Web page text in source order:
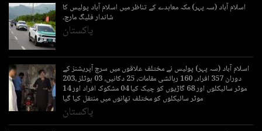
اسلام آباد (سہ پہر) مکہ معاہدے کے تناظر میں اسلام آباد پولیس کا
شاندار فلیگ مارچ۔
پاکستان
اسلام آباد (سہ پہر) پولیس نے مختلف علاقوں میں سرچ آپریشنز کے
دوران 357 افراد، 160 رہائشی مقامات، 25 دکانیں، 03 ہوٹلز ،203
موٹر سائیکلوں اور 68 گاڑیوں کو چیک کیا 04 مشکوک افراد اور 14
موٹر سائیکلوں کو مختلف تھانوں میں منتقل کیا گیا
پاکستان